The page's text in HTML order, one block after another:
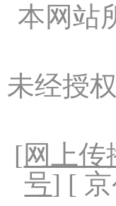
本网站
未经授
[网上传
号] [ 京